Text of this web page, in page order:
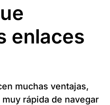
enlaces
muchas ventajas,
rápida de navegar